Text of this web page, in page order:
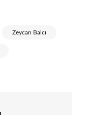
Zeycan Balcı